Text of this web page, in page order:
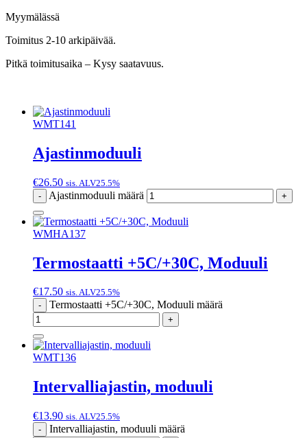
Myymälässä
Toimitus 2-10 arkipäivää.
Pitkä toimitusaika – Kysy saatavuus.
WMT141
Ajastinmoduuli
€26.50 sis. ALV25.5%
-
Ajastinmoduuli määrä +
WMHA137
Termostaatti +5C/+30C, Moduuli
€17.50 sis. ALV25.5%
-
Termostaatti +5C/+30C, Moduuli määrä
+
WMT136
Intervalliajastin, moduuli
€13.90 sis. ALV25.5%
-
Intervalliajastin, moduuli määrä